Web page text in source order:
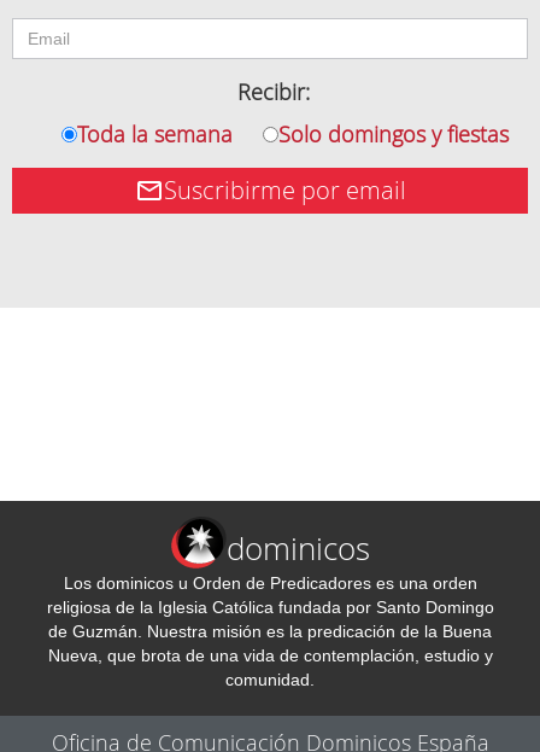
Recibir:
Toda la semana
Solo domingos y fiestas
Suscribirme por email
dominicos
Los dominicos u Orden de Predicadores es una orden
religiosa de la Iglesia Católica fundada por Santo Domingo
de Guzmán. Nuestra misión es la predicación de la Buena
Nueva, que brota de una vida de contemplación, estudio y
comunidad.
Oficina de Comunicación Dominicos España